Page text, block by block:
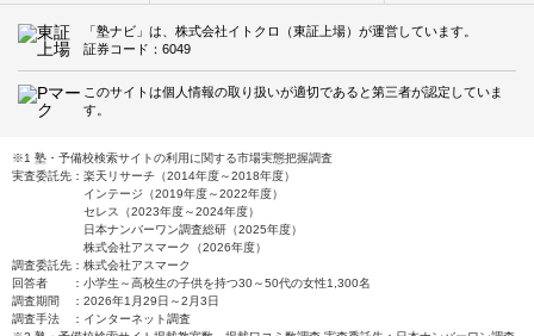
「塾ナビ」は、株式会社イトクロ（東証上場）が運営しています。
証券コード：6049
このサイトは個人情報の取り扱いが適切であると第三者が認定していま
す。
※1 塾・予備校検索サイトの利用に関する市場実態把握調査
実査委託先：楽天リサーチ（2014年度～2018年度）
インテージ（2019年度～2022年度）
セレス（2023年度～2024年度）
日本ナンバーワン調査総研（2025年度）
株式会社アスマーク（2026年度）
調査委託先：株式会社アスマーク
回答者 ：小学生～高校生の子供を持つ30～50代の女性1,300名
調査期間 ：2026年1月29日～2月3日
調査手法 ：インターネット調査